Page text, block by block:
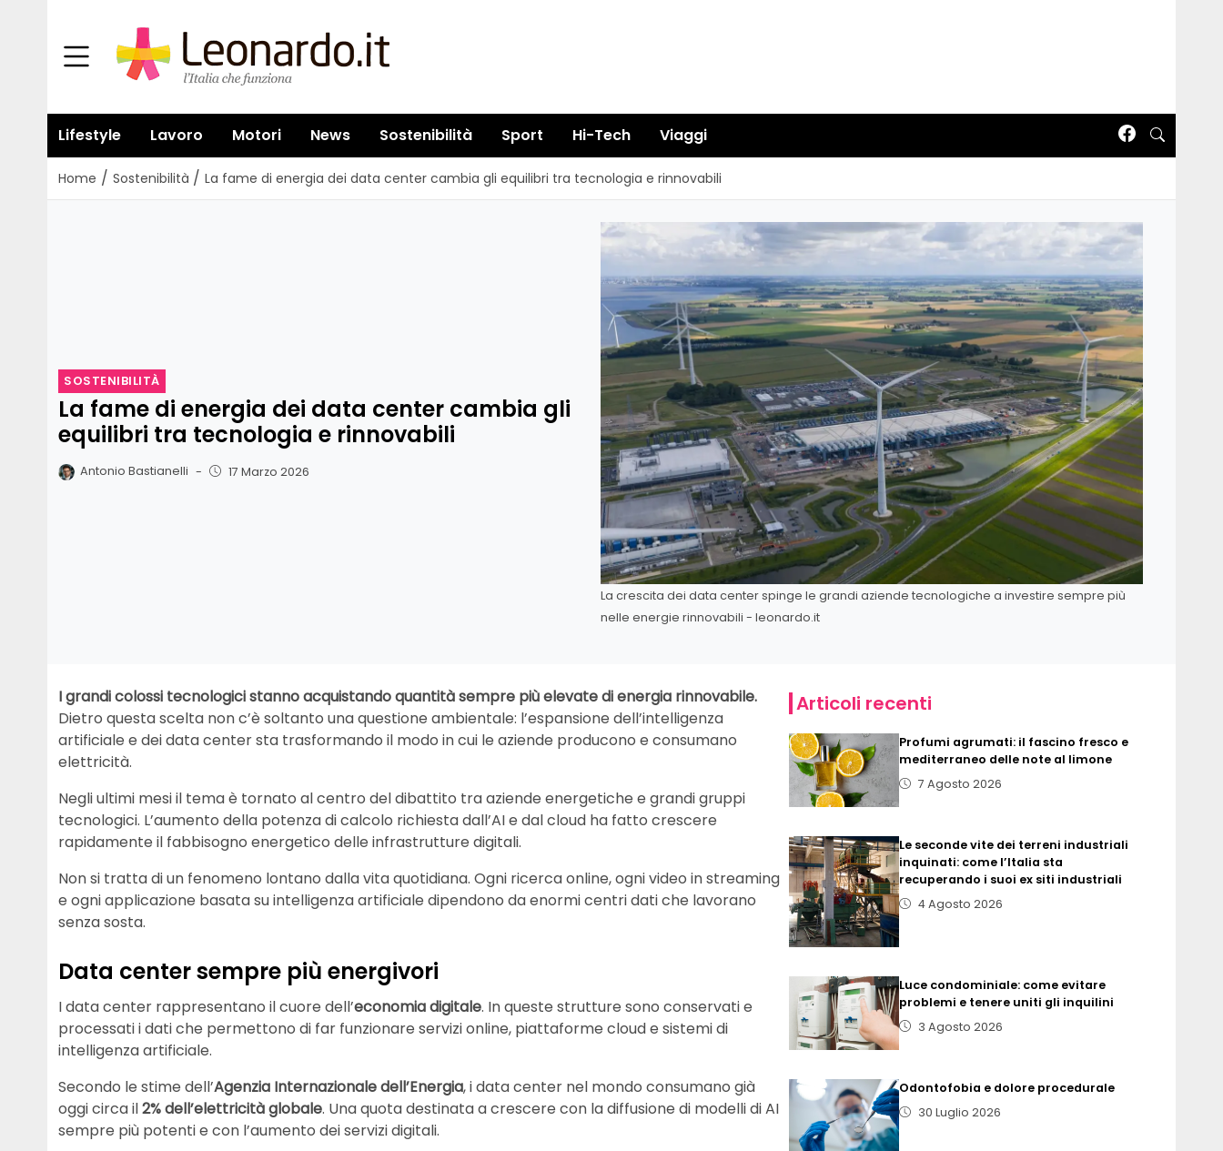
Lifestyle Lavoro Motori News Sostenibilità Sport Hi-Tech Viaggi
Home / Sostenibilità / La fame di energia dei data center cambia gli equilibri tra tecnologia e rinnovabili
SOSTENIBILITÀ
La fame di energia dei data center cambia gli
equilibri tra tecnologia e rinnovabili
Antonio Bastianelli - 17 Marzo 2026
La crescita dei data center spinge le grandi aziende tecnologiche a investire sempre più
nelle energie rinnovabili - leonardo.it
I grandi colossi tecnologici stanno acquistando quantità sempre più elevate di energia rinnovabile.
Dietro questa scelta non c’è soltanto una questione ambientale: l’espansione dell’intelligenza
artificiale e dei data center sta trasformando il modo in cui le aziende producono e consumano
elettricità.
Negli ultimi mesi il tema è tornato al centro del dibattito tra aziende energetiche e grandi gruppi
tecnologici. L’aumento della potenza di calcolo richiesta dall’AI e dal cloud ha fatto crescere
rapidamente il fabbisogno energetico delle infrastrutture digitali.
Non si tratta di un fenomeno lontano dalla vita quotidiana. Ogni ricerca online, ogni video in streaming
e ogni applicazione basata su intelligenza artificiale dipendono da enormi centri dati che lavorano
senza sosta.
Data center sempre più energivori
I data center rappresentano il cuore dell’economia digitale. In queste strutture sono conservati e
processati i dati che permettono di far funzionare servizi online, piattaforme cloud e sistemi di
intelligenza artificiale.
Secondo le stime dell’Agenzia Internazionale dell’Energia, i data center nel mondo consumano già
oggi circa il2% dell’elettricità globale. Una quota destinata a crescere con la diffusione di modelli di AI
sempre più potenti e con l’aumento dei servizi digitali.
Articoli recenti
Profumi agrumati: il fascino fresco e
mediterraneo delle note al limone
7 Agosto 2026
Le seconde vite dei terreni industriali
inquinati: come l’Italia sta
recuperando i suoi ex siti industriali
4 Agosto 2026
Luce condominiale: come evitare
problemi e tenere uniti gli inquilini
3 Agosto 2026
Odontofobia e dolore procedurale
30 Luglio 2026